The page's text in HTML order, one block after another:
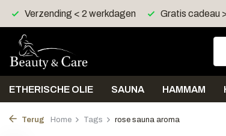
Verzending < 2 werkdagen Gratis cadeau
ETHERISCHE OLIE SAUNA HAMMAM
Terug Home Tags rose sauna aroma